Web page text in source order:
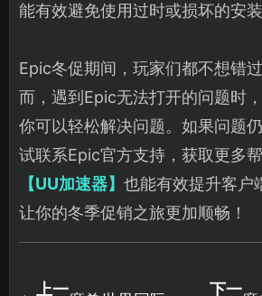
能有效避免使用过时或损坏的安装
Epic冬促期间，玩家们都不想错
而，遇到Epic无法打开的问题时
你可以轻松解决问题。如果问题
试联系Epic官方支持，获取更多
【UU加速器】 也能有效提升客户
让你的冬季促销之旅更加顺畅！
上一 下一